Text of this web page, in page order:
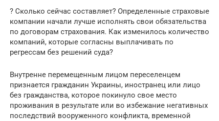
? Сколько сейчас составляет? Определенные страховые
компании начали лучше исполнять свои обязательства
по договорам страхования. Как изменилось количество
компаний, которые согласны выплачивать по
регрессам без решений суда?
Внутренне перемещенным лицом переселенцем
признается гражданин Украины, иностранец или лицо
без гражданства, которое покинуло свое место
проживания в результате или во избежание негативных
последствий вооруженного конфликта, временной